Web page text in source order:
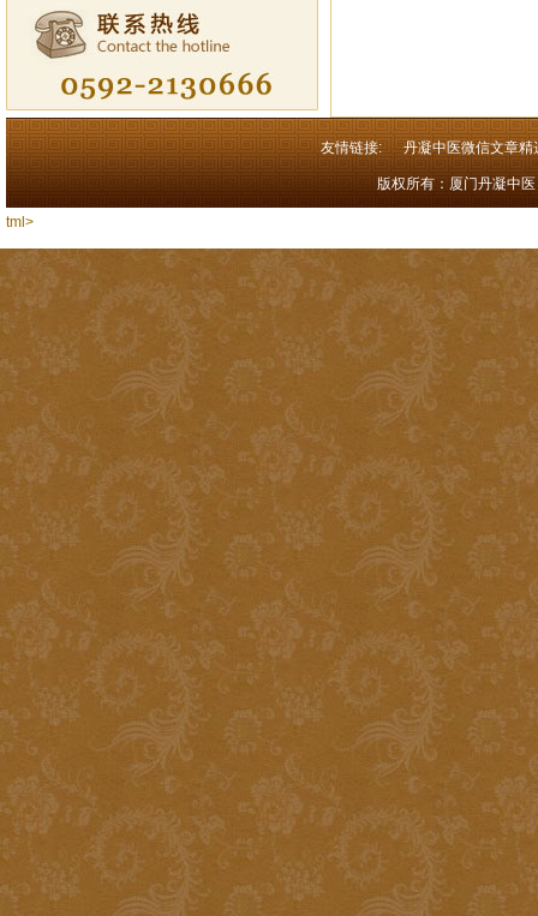
友情链接: 丹凝中医微信文章精
版权所有：厦门丹凝中
tml>